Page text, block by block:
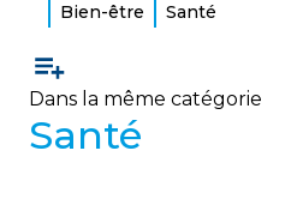
Bien-être Santé
Dans la même catégorie
Santé